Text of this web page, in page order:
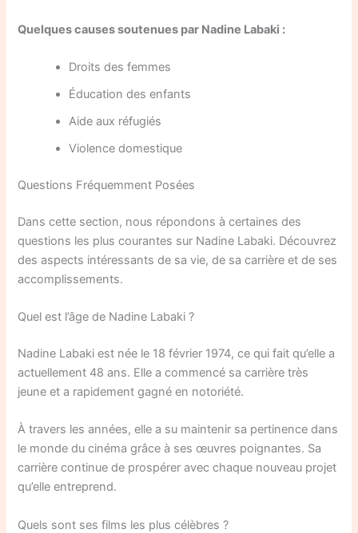
Quelques causes soutenues par Nadine Labaki :
Droits des femmes
Éducation des enfants
Aide aux réfugiés
Violence domestique
Questions Fréquemment Posées
Dans cette section, nous répondons à certaines des
questions les plus courantes sur Nadine Labaki. Découvrez
des aspects intéressants de sa vie, de sa carrière et de ses
accomplissements.
Quel est l’âge de Nadine Labaki ?
Nadine Labaki est née le 18 février 1974, ce qui fait qu’elle a
actuellement 48 ans. Elle a commencé sa carrière très
jeune et a rapidement gagné en notoriété.
À travers les années, elle a su maintenir sa pertinence dans
le monde du cinéma grâce à ses œuvres poignantes. Sa
carrière continue de prospérer avec chaque nouveau projet
qu’elle entreprend.
Quels sont ses films les plus célèbres ?